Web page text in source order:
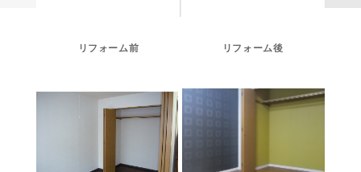
リフォーム前 リフォーム後